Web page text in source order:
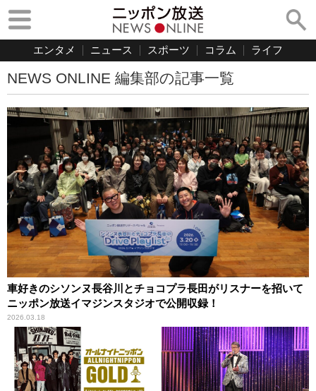
エンタメ ニュース スポーツ コラム ライフ
NEWS ONLINE 編集部の記事一覧
車好きのシソンヌ長谷川とチョコプラ長田がリスナーを招いて
ニッポン放送イマジンスタジオで公開収録！
2026.03.18